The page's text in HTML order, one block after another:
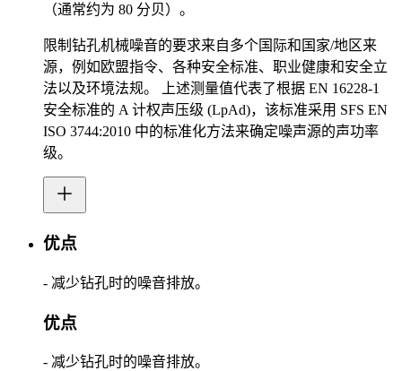
（通常约为 80 分贝）。
限制钻孔机械噪音的要求来自多个国际和国家/地区来
源，例如欧盟指令、各种安全标准、职业健康和安全立
法以及环境法规。 上述测量值代表了根据 EN 16228-1
安全标准的 A 计权声压级 (LpAd)，该标准采用 SFS EN
ISO 3744:2010 中的标准化方法来确定噪声源的声功率
级。
优点
- 减少钻孔时的噪音排放。
优点
- 减少钻孔时的噪音排放。